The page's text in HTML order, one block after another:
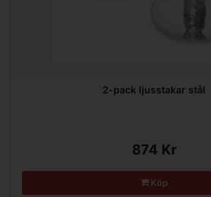
2-pack ljusstakar stål
874 Kr
Köp